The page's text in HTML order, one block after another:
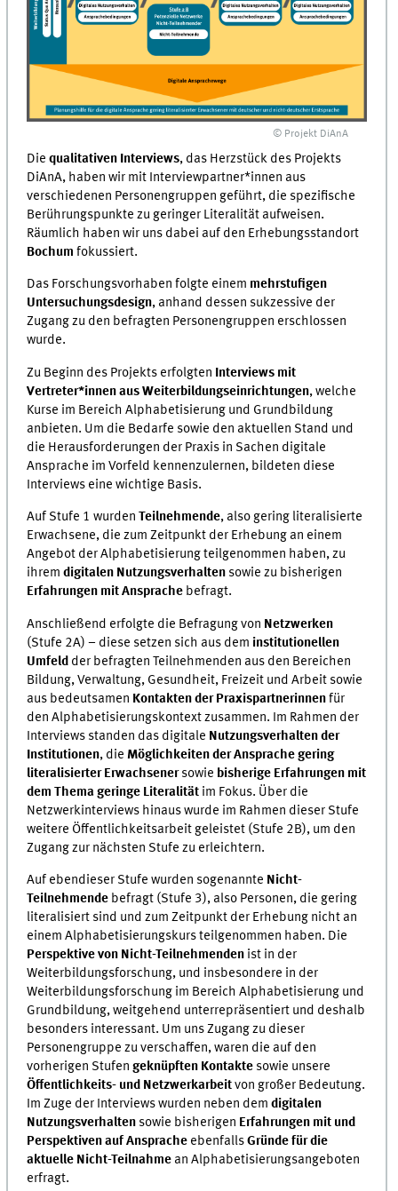
© Projekt DiAnA
Diequalitativen Interviews, das Herzstück des Projekts
DiAnA, haben wir mit Interviewpartner*innen aus
verschiedenen Personengruppen geführt, die spezifische
Berührungspunkte zu geringer Literalität aufweisen.
Räumlich haben wir uns dabei auf den Erhebungsstandort
Bochum fokussiert.
Das Forschungsvorhaben folgte einem mehrstufigen
Untersuchungsdesign, anhand dessen sukzessive der
Zugang zu den befragten Personengruppen erschlossen
wurde.
Zu Beginn des Projekts erfolgten Interviews mit
Vertreter*innen aus Weiterbildungseinrichtungen, welche
Kurse im Bereich Alphabetisierung und Grundbildung
anbieten. Um die Bedarfe sowie den aktuellen Stand und
die Herausforderungen der Praxis in Sachen digitale
Ansprache im Vorfeld kennenzulernen, bildeten diese
Interviews eine wichtige Basis.
Auf Stufe 1 wurdenTeilnehmende, also gering literalisierte
Erwachsene, die zum Zeitpunkt der Erhebung an einem
Angebot der Alphabetisierung teilgenommen haben, zu
ihremdigitalen Nutzungsverhalten sowie zu bisherigen
Erfahrungen mit Ansprache befragt.
Anschließend erfolgte die Befragung von Netzwerken
(Stufe 2A) – diese setzen sich aus dem institutionellen
Umfeld der befragten Teilnehmenden aus den Bereichen
Bildung, Verwaltung, Gesundheit, Freizeit und Arbeit sowie
aus bedeutsamen Kontakten der Praxispartnerinnenfür
den Alphabetisierungskontext zusammen. Im Rahmen der
Interviews standen das digitale Nutzungsverhalten der
Institutionen, dieMöglichkeiten der Ansprache gering
literalisierter Erwachsenersowie bisherige Erfahrungen mit
dem Thema geringe Literalität im Fokus. Über die
Netzwerkinterviews hinaus wurde im Rahmen dieser Stufe
weitere Öffentlichkeitsarbeit geleistet (Stufe 2B), um den
Zugang zur nächsten Stufe zu erleichtern.
Auf ebendieser Stufe wurden sogenannte Nicht-
Teilnehmende befragt (Stufe 3), also Personen, die gering
literalisiert sind und zum Zeitpunkt der Erhebung nicht an
einem Alphabetisierungskurs teilgenommen haben. Die
Perspektive von Nicht-Teilnehmenden ist in der
Weiterbildungsforschung, und insbesondere in der
Weiterbildungsforschung im Bereich Alphabetisierung und
Grundbildung, weitgehend unterrepräsentiert und deshalb
besonders interessant. Um uns Zugang zu dieser
Personengruppe zu verschaffen, waren die auf den
vorherigen Stufengeknüpften Kontakte sowie unsere
Öffentlichkeits- und Netzwerkarbeitvon großer Bedeutung.
Im Zuge der Interviews wurden neben demdigitalen
Nutzungsverhalten sowie bisherigen Erfahrungen mit und
Perspektiven auf Ansprache ebenfallsGründe für die
aktuelle Nicht-Teilnahme an Alphabetisierungsangeboten
erfragt.